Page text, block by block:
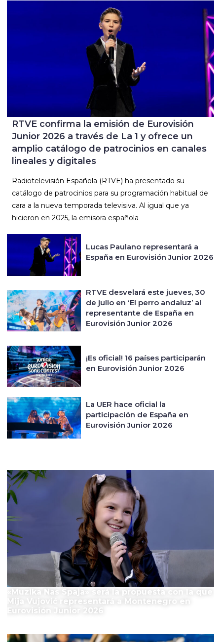
RTVE confirma la emisión de Eurovisión
Junior 2026 a través de La 1 y ofrece un
amplio catálogo de patrocinios en canales
lineales y digitales
Radiotelevisión Española (RTVE) ha presentado su
catálogo de patrocinios para su programación habitual de
cara a la nueva temporada televisiva. Al igual que ya
hicieron en 2025, la emisora española
Lucas Paulano representará a
España en Eurovisión Junior 2026
RTVE desvelará este jueves, 30
de julio en ‘El perro andaluz’ al
representante de España en
Eurovisión Junior 2026
¡Es oficial! 16 países participarán
en Eurovisión Junior 2026
La UER hace oficial la
participación de España en
Eurovisión Junior 2026
«Muzika Nas Spaja» será la propuesta con la que
Mija Vujović representará a Montenegro en
Eurovisión Junior 2026